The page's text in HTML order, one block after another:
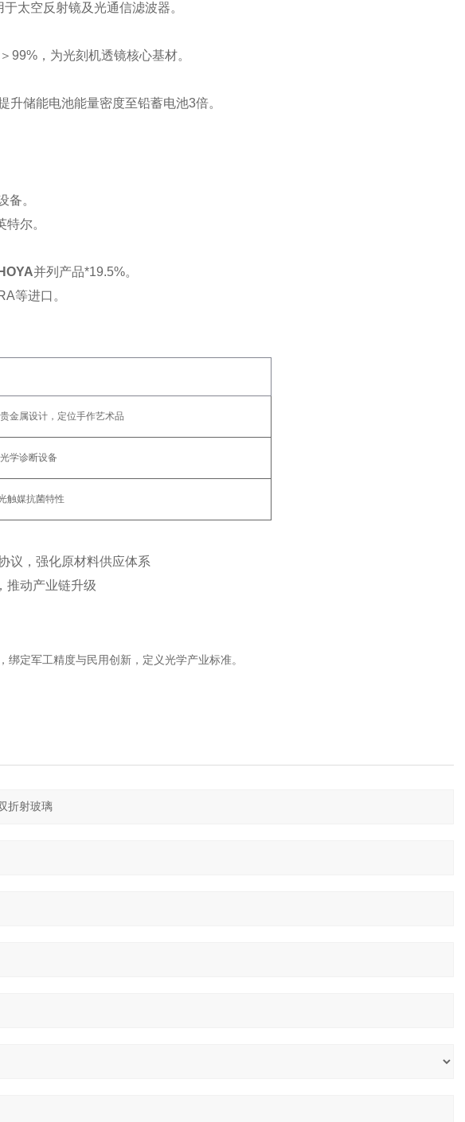
太空反射镜及光通信滤波器‌。
99%，为光刻机透镜核心基材‌。
储能电池能量密度至铅蓄电池3倍‌。
备‌。
尔‌。
HOYA‌并列产品*19.5%‌。
等进口‌。
金属设计，定位手作艺术品‌
学诊断设备‌
触媒抗菌特性‌
议，强化原材料供应体系‌
推动产业链升级‌
定军工精度与民用创新，定义光学产业标准‌。